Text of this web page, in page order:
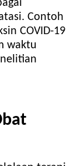
Contoh
COVID-19
waktu